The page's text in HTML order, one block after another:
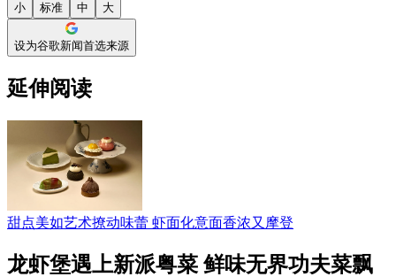
小 标准 中 大
设为谷歌新闻首选来源
延伸阅读
甜点美如艺术撩动味蕾 虾面化意面香浓又摩登
龙虾堡遇上新派粤菜 鲜味无界功夫菜飘